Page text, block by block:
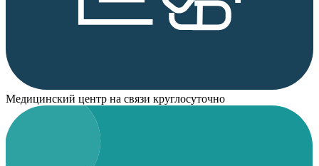
Медицинский центр на связи круглосуточно